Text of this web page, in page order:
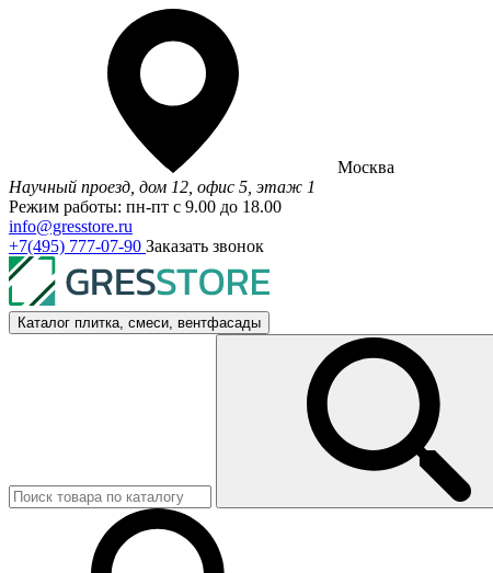
Москва
Научный проезд, дом 12, офис 5, этаж 1
Режим работы: пн-пт с 9.00 до 18.00
info@gresstore.ru
+7(495) 777-07-90 Заказать звонок
Каталог плитка, смеси, вентфасады